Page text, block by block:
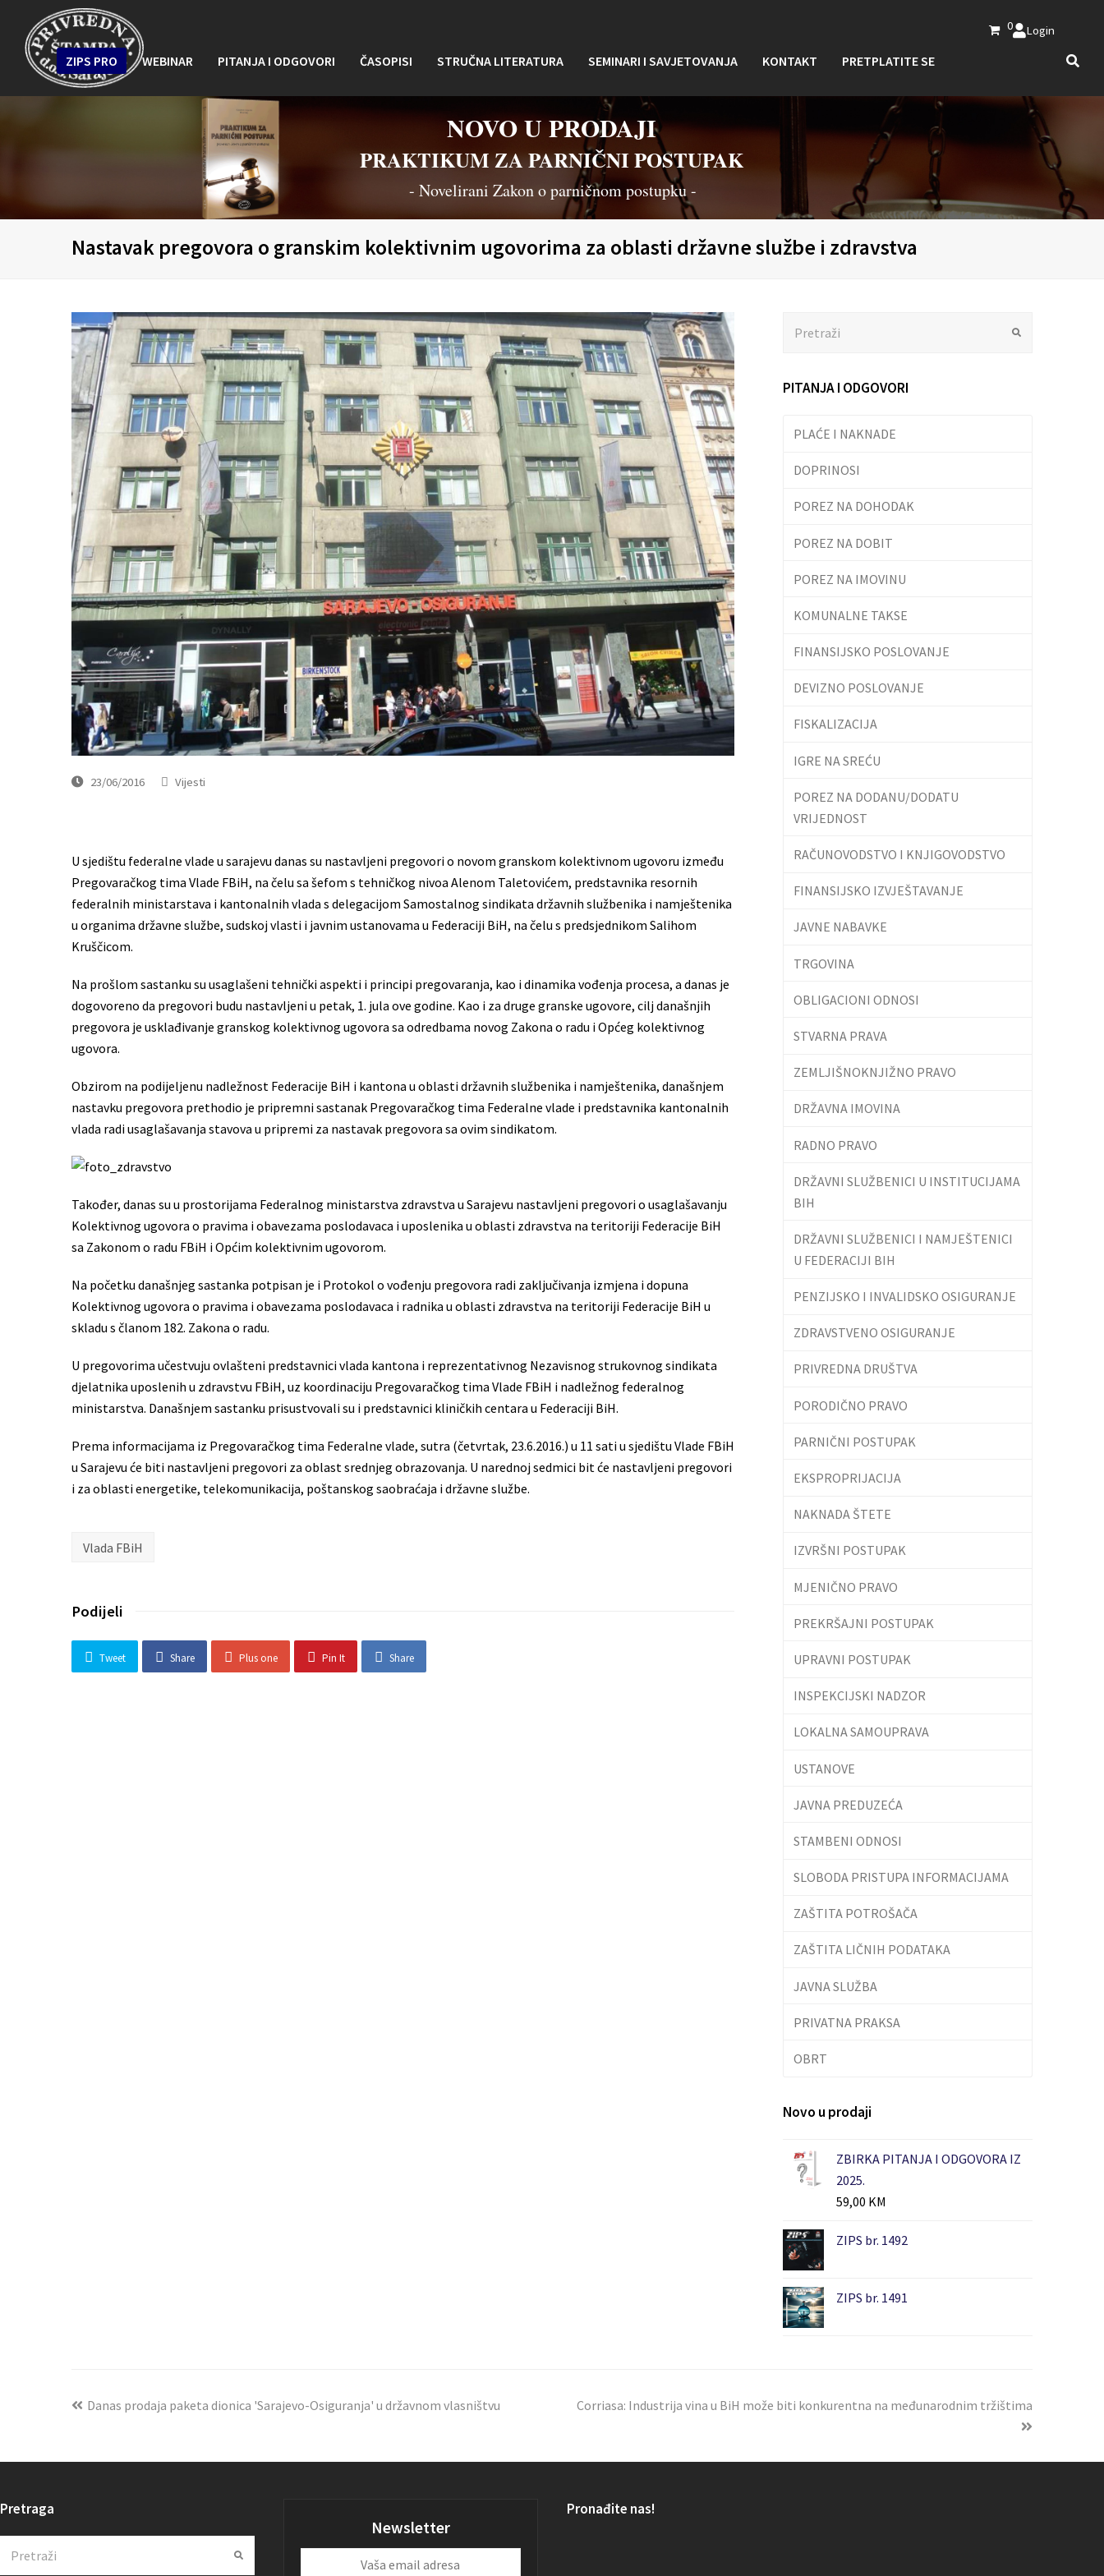
0 Login
ZIPS PRO WEBINAR PITANJA I ODGOVORI ČASOPISI STRUČNA LITERATURA SEMINARI I SAVJETOVANJA KONTAKT PRETPLATITE SE
NOVO U PRODAJI
PRAKTIKUM ZA PARNIČNI POSTUPAK
- Novelirani Zakon o parničnom postupku -
Nastavak pregovora o granskim kolektivnim ugovorima za oblasti državne službe i zdravstva
23/06/2016 Vijesti
U sjedištu federalne vlade u sarajevu danas su nastavljeni pregovori o novom granskom kolektivnom ugovoru između
Pregovaračkog tima Vlade FBiH, na čelu sa šefom s tehničkog nivoa Alenom Taletovićem, predstavnika resornih
federalnih ministarstava i kantonalnih vlada s delegacijom Samostalnog sindikata državnih službenika i namještenika
u organima državne službe, sudskoj vlasti i javnim ustanovama u Federaciji BiH, na čelu s predsjednikom Salihom
Kruščicom.
Na prošlom sastanku su usaglašeni tehnički aspekti i principi pregovaranja, kao i dinamika vođenja procesa, a danas je
dogovoreno da pregovori budu nastavljeni u petak, 1. jula ove godine. Kao i za druge granske ugovore, cilj današnjih
pregovora je usklađivanje granskog kolektivnog ugovora sa odredbama novog Zakona o radu i Općeg kolektivnog
ugovora.
Obzirom na podijeljenu nadležnost Federacije BiH i kantona u oblasti državnih službenika i namještenika, današnjem
nastavku pregovora prethodio je pripremni sastanak Pregovaračkog tima Federalne vlade i predstavnika kantonalnih
vlada radi usaglašavanja stavova u pripremi za nastavak pregovora sa ovim sindikatom.
Također, danas su u prostorijama Federalnog ministarstva zdravstva u Sarajevu nastavljeni pregovori o usaglašavanju
Kolektivnog ugovora o pravima i obavezama poslodavaca i uposlenika u oblasti zdravstva na teritoriji Federacije BiH
sa Zakonom o radu FBiH i Općim kolektivnim ugovorom.
Na početku današnjeg sastanka potpisan je i Protokol o vođenju pregovora radi zaključivanja izmjena i dopuna
Kolektivnog ugovora o pravima i obavezama poslodavaca i radnika u oblasti zdravstva na teritoriji Federacije BiH u
skladu s članom 182. Zakona o radu.
U pregovorima učestvuju ovlašteni predstavnici vlada kantona i reprezentativnog Nezavisnog strukovnog sindikata
djelatnika uposlenih u zdravstvu FBiH, uz koordinaciju Pregovaračkog tima Vlade FBiH i nadležnog federalnog
ministarstva. Današnjem sastanku prisustvovali su i predstavnici kliničkih centara u Federaciji BiH.
Prema informacijama iz Pregovaračkog tima Federalne vlade, sutra (četvrtak, 23.6.2016.) u 11 sati u sjedištu Vlade FBiH
u Sarajevu će biti nastavljeni pregovori za oblast srednjeg obrazovanja. U narednoj sedmici bit će nastavljeni pregovori
i za oblasti energetike, telekomunikacija, poštanskog saobraćaja i državne službe.
Vlada FBiH
Podijeli
Tweet Share Plus one Pin It Share
PITANJA I ODGOVORI
PLAĆE I NAKNADE
DOPRINOSI
POREZ NA DOHODAK
POREZ NA DOBIT
POREZ NA IMOVINU
KOMUNALNE TAKSE
FINANSIJSKO POSLOVANJE
DEVIZNO POSLOVANJE
FISKALIZACIJA
IGRE NA SREĆU
POREZ NA DODANU/DODATU
VRIJEDNOST
RAČUNOVODSTVO I KNJIGOVODSTVO
FINANSIJSKO IZVJEŠTAVANJE
JAVNE NABAVKE
TRGOVINA
OBLIGACIONI ODNOSI
STVARNA PRAVA
ZEMLJIŠNOKNJIŽNO PRAVO
DRŽAVNA IMOVINA
RADNO PRAVO
DRŽAVNI SLUŽBENICI U INSTITUCIJAMA
BIH
DRŽAVNI SLUŽBENICI I NAMJEŠTENICI
U FEDERACIJI BIH
PENZIJSKO I INVALIDSKO OSIGURANJE
ZDRAVSTVENO OSIGURANJE
PRIVREDNA DRUŠTVA
PORODIČNO PRAVO
PARNIČNI POSTUPAK
EKSPROPRIJACIJA
NAKNADA ŠTETE
IZVRŠNI POSTUPAK
MJENIČNO PRAVO
PREKRŠAJNI POSTUPAK
UPRAVNI POSTUPAK
INSPEKCIJSKI NADZOR
LOKALNA SAMOUPRAVA
USTANOVE
JAVNA PREDUZEĆA
STAMBENI ODNOSI
SLOBODA PRISTUPA INFORMACIJAMA
ZAŠTITA POTROŠAČA
ZAŠTITA LIČNIH PODATAKA
JAVNA SLUŽBA
PRIVATNA PRAKSA
OBRT
Novo u prodaji
ZBIRKA PITANJA I ODGOVORA IZ
2025.
59,00 KM
ZIPS br. 1492
ZIPS br. 1491
Danas prodaja paketa dionica 'Sarajevo-Osiguranja' u državnom vlasništvu Corriasa: Industrija vina u BiH može biti konkurentna na međunarodnim tržištima
Pretraga
Submit
Newsletter
Pronađite nas!